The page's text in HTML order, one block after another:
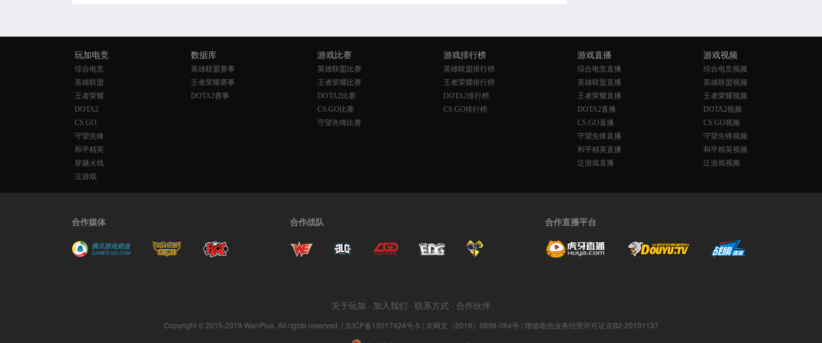
玩加电竞
综合电竞
英雄联盟
王者荣耀
DOTA2
CS:GO
守望先锋
和平精英
穿越火线
泛游戏
数据库
英雄联盟赛事
王者荣耀赛事
DOTA2赛事
游戏比赛
英雄联盟比赛
王者荣耀比赛
DOTA2比赛
CS:GO比赛
守望先锋比赛
游戏排行榜
英雄联盟排行榜
王者荣耀排行榜
DOTA2排行榜
CS:GO排行榜
游戏直播
综合电竞直播
英雄联盟直播
王者荣耀直播
DOTA2直播
CS:GO直播
守望先锋直播
和平精英直播
泛游戏直播
游戏视频
综合电竞视频
英雄联盟视频
王者荣耀视频
DOTA2视频
CS:GO视频
守望先锋视频
和平精英视频
泛游戏视频
合作媒体 合作战队 合作直播平台
关于玩加 · 加入我们 · 联系方式 · 合作伙伴
Copyright © 2015-2019 WanPlus. All rights reserved. | 京ICP备15017424号-5 | 京网文（2019）0898-084号 | 增值电信业务经营许可证京B2-20191137